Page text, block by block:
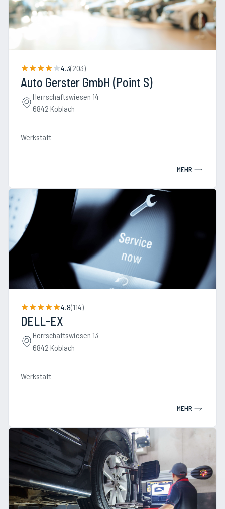
4.3(203)
Auto Gerster GmbH (Point S)
Herrschaftswiesen 14
6842 Koblach
Werkstatt
MEHR
4.8(114)
DELL-EX
Herrschaftswiesen 13
6842 Koblach
Werkstatt
MEHR